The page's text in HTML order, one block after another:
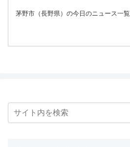
茅野市（長野県）の今日のニュース一覧